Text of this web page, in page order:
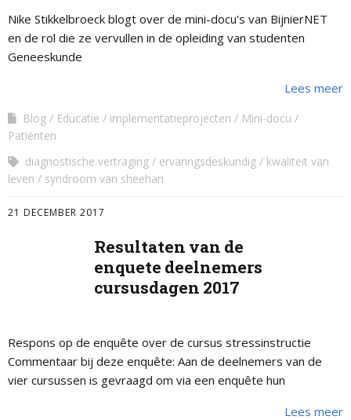
Nike Stikkelbroeck blogt over de mini-docu's van BijnierNET
en de rol die ze vervullen in de opleiding van studenten
Geneeskunde
Lees meer
Blog Educatie implementatieprojecten
Mini-docu
Patiënten
diagnostische vertraging
ervaringsdeskundig
kwaliteit van
leven
syndroom van sheehan
21 DECEMBER 2017
Resultaten van de
enquete deelnemers
cursusdagen 2017
Respons op de enquête over de cursus stressinstructie
Commentaar bij deze enquête: Aan de deelnemers van de
vier cursussen is gevraagd om via een enquête hun
Lees meer